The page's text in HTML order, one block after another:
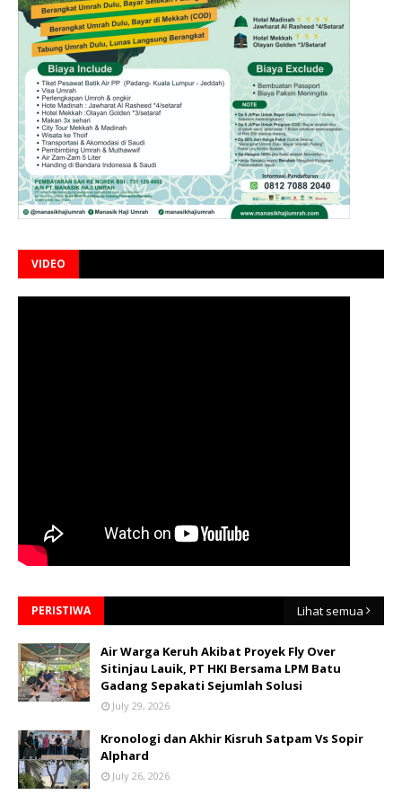
VIDEO
PERISTIWA Lihat semua
Air Warga Keruh Akibat Proyek Fly Over
Sitinjau Lauik, PT HKI Bersama LPM Batu
Gadang Sepakati Sejumlah Solusi
July 29, 2026
Kronologi dan Akhir Kisruh Satpam Vs Sopir
Alphard
July 26, 2026